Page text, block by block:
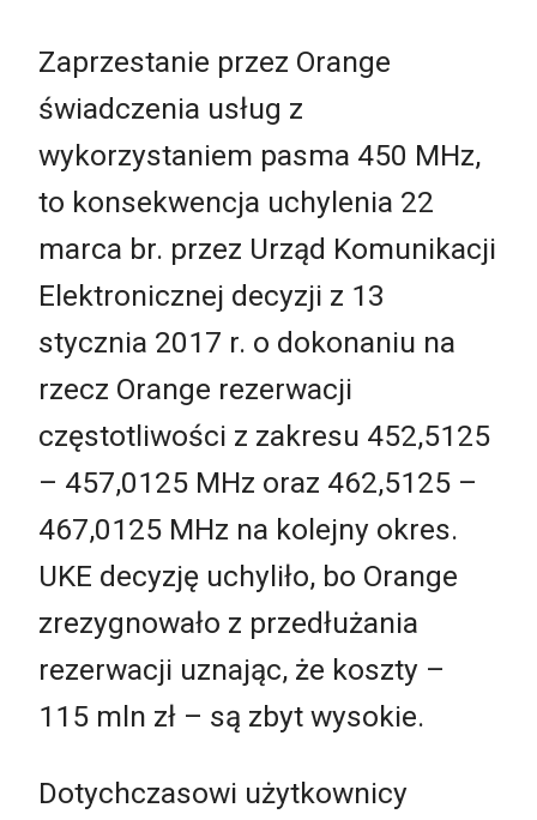
Zaprzestanie przez Orange
świadczenia usług z
wykorzystaniem pasma 450 MHz,
to konsekwencja uchylenia 22
marca br. przez Urząd Komunikacji
Elektronicznej decyzji z 13
stycznia 2017 r. o dokonaniu na
rzecz Orange rezerwacji
częstotliwości z zakresu 452,5125
– 457,0125 MHz oraz 462,5125 –
467,0125 MHz na kolejny okres.
UKE decyzję uchyliło, bo Orange
zrezygnowało z przedłużania
rezerwacji uznając, że koszty –
115 mln zł – są zbyt wysokie.
Dotychczasowi użytkownicy